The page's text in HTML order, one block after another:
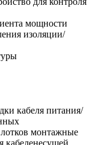
мощности
изоляции/
кабеля питания/
монтажные
кабеленесущей